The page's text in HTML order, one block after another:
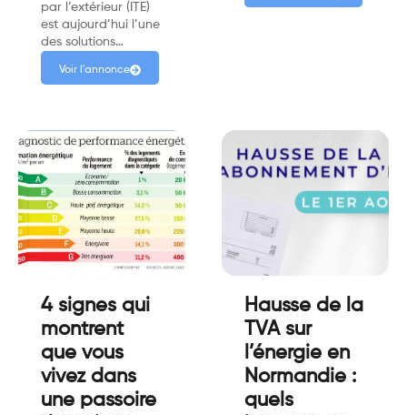
par l’extérieur (ITE)
est aujourd’hui l’une
des solutions…
Voir l'annonce
4 signes qui
montrent
que vous
vivez dans
une passoire
Hausse de la
TVA sur
l’énergie en
Normandie :
quels